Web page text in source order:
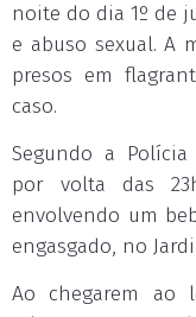
noite do dia 1º de
e abuso sexual. A
presos em
caso.
Segundo a
por volta das
envolvendo um
engasgado, no
Ao chegarem ao